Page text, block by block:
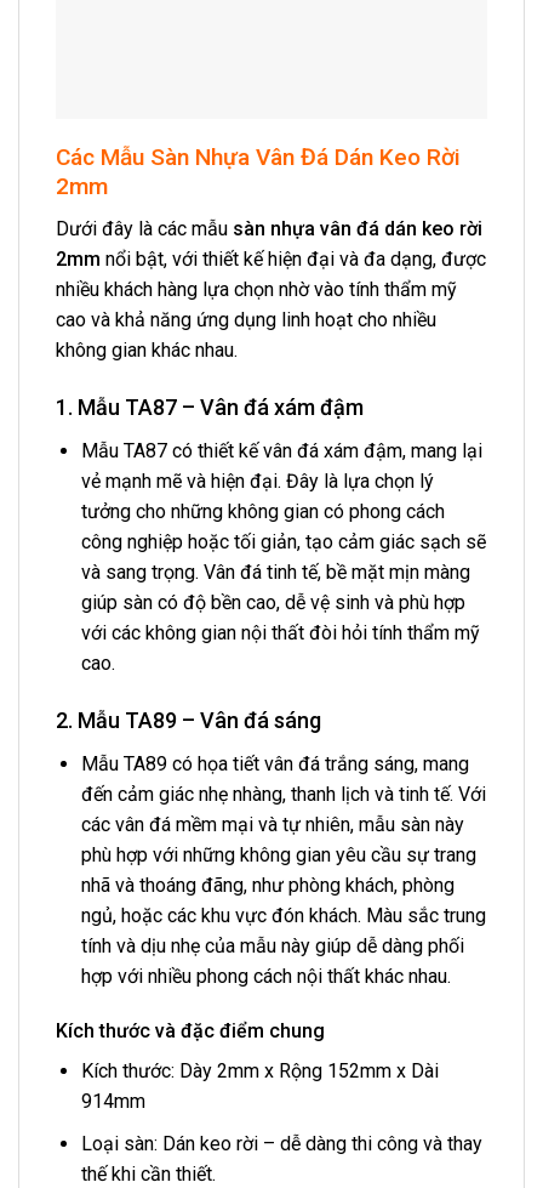
Các Mẫu Sàn Nhựa Vân Đá Dán Keo Rời
2mm
Dưới đây là các mẫu sàn nhựa vân đá dán keo rời
2mm nổi bật, với thiết kế hiện đại và đa dạng, được
nhiều khách hàng lựa chọn nhờ vào tính thẩm mỹ
cao và khả năng ứng dụng linh hoạt cho nhiều
không gian khác nhau.
1. Mẫu TA87 – Vân đá xám đậm
Mẫu TA87 có thiết kế vân đá xám đậm, mang lại
vẻ mạnh mẽ và hiện đại. Đây là lựa chọn lý
tưởng cho những không gian có phong cách
công nghiệp hoặc tối giản, tạo cảm giác sạch sẽ
và sang trọng. Vân đá tinh tế, bề mặt mịn màng
giúp sàn có độ bền cao, dễ vệ sinh và phù hợp
với các không gian nội thất đòi hỏi tính thẩm mỹ
cao.
2. Mẫu TA89 – Vân đá sáng
Mẫu TA89 có họa tiết vân đá trắng sáng, mang
đến cảm giác nhẹ nhàng, thanh lịch và tinh tế. Với
các vân đá mềm mại và tự nhiên, mẫu sàn này
phù hợp với những không gian yêu cầu sự trang
nhã và thoáng đãng, như phòng khách, phòng
ngủ, hoặc các khu vực đón khách. Màu sắc trung
tính và dịu nhẹ của mẫu này giúp dễ dàng phối
hợp với nhiều phong cách nội thất khác nhau.
Kích thước và đặc điểm chung
Kích thước: Dày 2mm x Rộng 152mm x Dài
914mm
Loại sàn: Dán keo rời – dễ dàng thi công và thay
thế khi cần thiết.